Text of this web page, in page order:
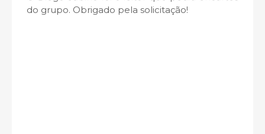
do grupo. Obrigado pela solicitação!